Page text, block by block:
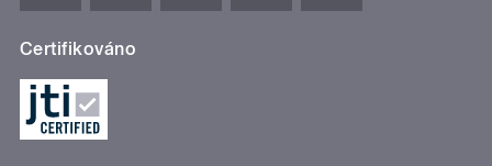
Certifikováno